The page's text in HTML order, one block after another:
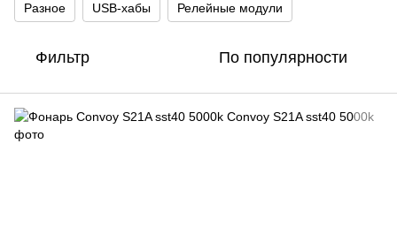
Разное USB-хабы Релейные модули
Фильтр По популярности